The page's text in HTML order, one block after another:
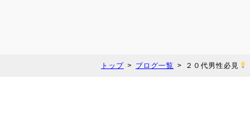
トップ ブログ一覧 ２０代男性必見